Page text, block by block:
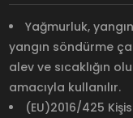
Yağmurluk,
yangın söndürme
alev ve sıcaklığın
amacıyla kullanılır.
(EU)2016/425